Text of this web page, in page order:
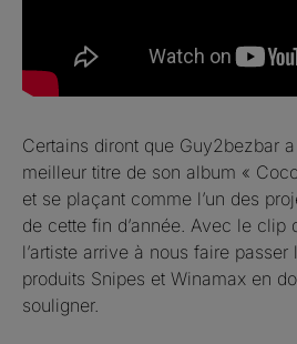
Certains diront que Guy2bezbar
meilleur titre de son album «
et se plaçant comme l’un des
de cette fin d’année. Avec le clip
l’artiste arrive à nous faire
produits Snipes et Winamax en
souligner.